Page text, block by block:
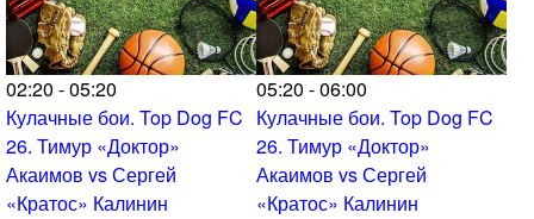
02:20 - 05:20
Кулачные бои. Top Dog FC
26. Тимур «Доктор»
Акаимов vs Сергей
«Кратос» Калинин
05:20 - 06:00
Кулачные бои. Top Dog FC
26. Тимур «Доктор»
Акаимов vs Сергей
«Кратос» Калинин